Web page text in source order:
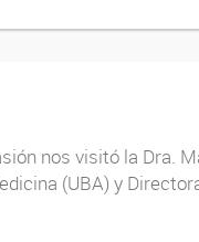
nos visitó la Dra.
(UBA) y